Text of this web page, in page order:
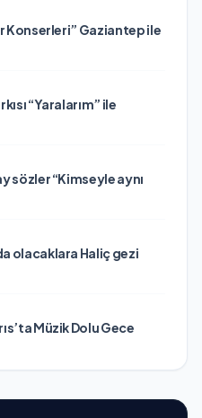
Konserleri” Gaziantep ile
“Yaralarım” ile
sözler “Kimseyle aynı
olacaklara Haliç gezi
Müzik Dolu Gece